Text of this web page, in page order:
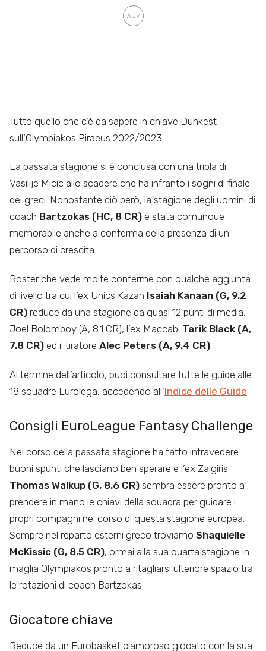
Tutto quello che c’è da sapere in chiave Dunkest
sull’Olympiakos Piraeus 2022/2023
La passata stagione si è conclusa con una tripla di
Vasilije Micic allo scadere che ha infranto i sogni di finale
dei greci. Nonostante ciò però, la stagione degli uomini di
coach Bartzokas (HC, 8 CR) è stata comunque
memorabile anche a conferma della presenza di un
percorso di crescita.
Roster che vede molte conferme con qualche aggiunta
di livello tra cui l’ex Unics Kazan Isaiah Kanaan (G, 9.2
CR) reduce da una stagione da quasi 12 punti di media,
Joel Bolomboy (A, 8.1 CR), l’ex Maccabi Tarik Black (A,
7.8 CR) ed il tiratore Alec Peters (A, 9.4 CR).
Al termine dell’articolo, puoi consultare tutte le guide alle
18 squadre Eurolega, accedendo all’Indice delle Guide
Consigli EuroLeague Fantasy Challenge
Nel corso della passata stagione ha fatto intravedere
buoni spunti che lasciano ben sperare e l’ex Zalgiris
Thomas Walkup (G, 8.6 CR) sembra essere pronto a
prendere in mano le chiavi della squadra per guidare i
propri compagni nel corso di questa stagione europea.
Sempre nel reparto esterni greco troviamo Shaquielle
McKissic (G, 8.5 CR), ormai alla sua quarta stagione in
maglia Olympiakos pronto a ritagliarsi ulteriore spazio tra
le rotazioni di coach Bartzokas.
Giocatore chiave
Reduce da un Eurobasket clamoroso giocato con la sua